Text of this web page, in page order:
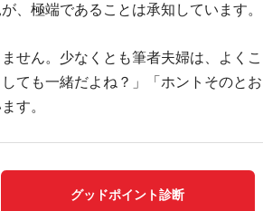
、極端であることは承知しています。
せん。少なくとも筆者夫婦は、よくこ
ても一緒だよね？」「ホントそのとお
す。
グッドポイント診断